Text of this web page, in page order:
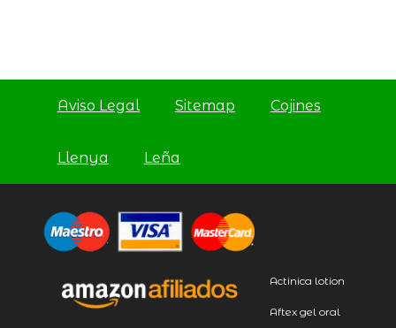
Aviso Legal Sitemap Cojines
Llenya Leña
Actinica lotion
Aftex gel oral